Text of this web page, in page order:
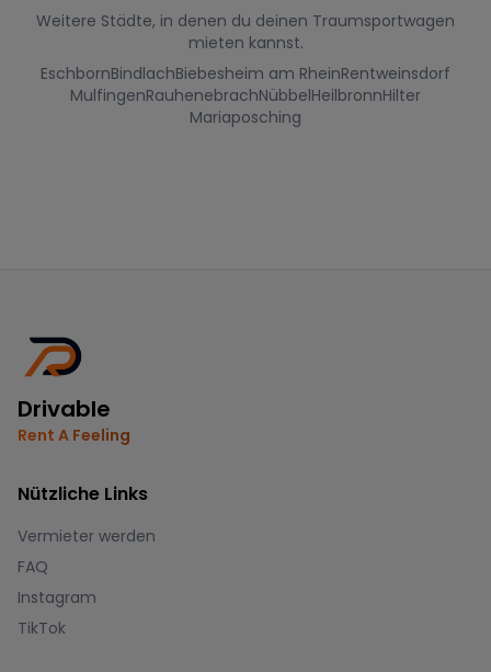
Weitere Städte, in denen du deinen Traumsportwagen
mieten kannst.
EschbornBindlachBiebesheim am RheinRentweinsdorf
MulfingenRauhenebrachNübbelHeilbronnHilter
Mariaposching
Drivable
Rent A Feeling
Nützliche Links
Vermieter werden
FAQ
Instagram
TikTok